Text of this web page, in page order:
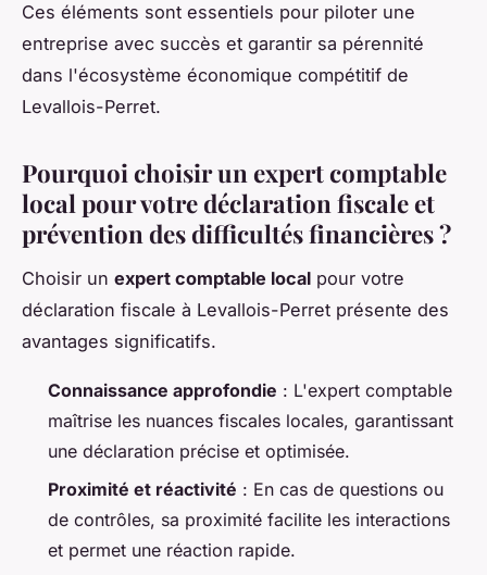
Ces éléments sont essentiels pour piloter une
entreprise avec succès et garantir sa pérennité
dans l'écosystème économique compétitif de
Levallois-Perret.
Pourquoi choisir un expert comptable
local pour votre déclaration fiscale et
prévention des difficultés financières ?
Choisir un expert comptable local pour votre
déclaration fiscale à Levallois-Perret présente des
avantages significatifs.
Connaissance approfondie : L'expert comptable
maîtrise les nuances fiscales locales, garantissant
une déclaration précise et optimisée.
Proximité et réactivité : En cas de questions ou
de contrôles, sa proximité facilite les interactions
et permet une réaction rapide.